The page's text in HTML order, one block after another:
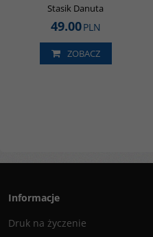
Stasik Danuta
49.00PLN
ZOBACZ
Informacje
Druk na życzenie